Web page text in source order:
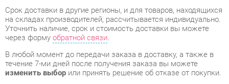
В любой момент до передачи заказа в доставку, а также в
течение 7-ми дней после получения заказа вы можете
изменить выборили принять решение об отказе от покупки.
Несмотря на качественную упаковку, готовые комплекты
могут быть повреждены при транспортировке. Если Вы
заметили дефект при приёме - мы заменим поврежденную
деталь.Повторная доставкатовара -бесплатна.